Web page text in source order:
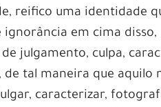
reifico uma identidade
ignorância em cima
julgamento, culpa,
de tal maneira que
caracterizar,